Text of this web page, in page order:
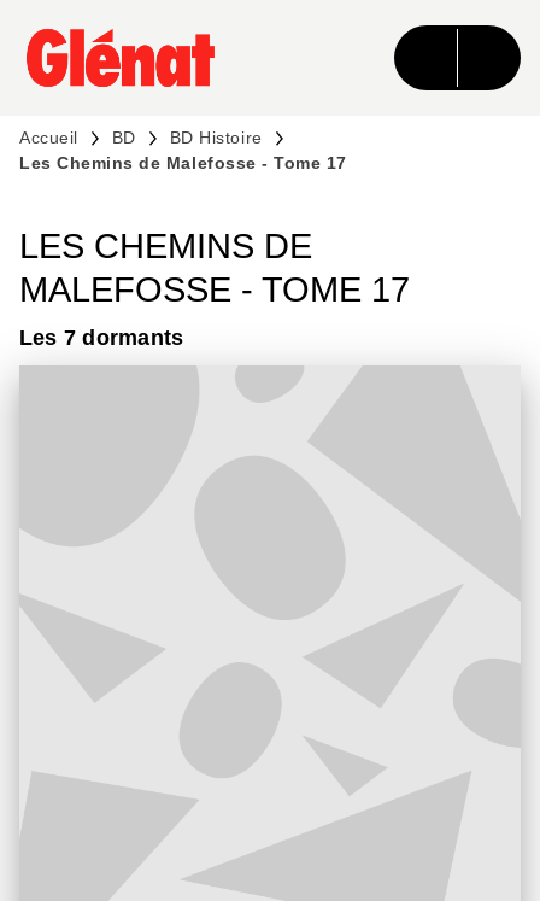
MENU RECHERCHE CONTENU
PIED DE PAGE
Accueil BD
BD Histoire
Les Chemins de Malefosse - Tome 17
LES CHEMINS DE
MALEFOSSE - TOME 17
Les 7 dormants